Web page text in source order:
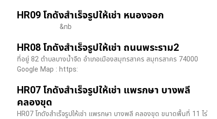
HR09 โกดังสำเร็จรูปให้เช่า หนองจอก
&nb
HR08 โกดังสำเร็จรูปให้เช่า ถนนพระราม2
ที่อยู่ 82 ตำบลบางน้ำจืด อำเภอเมืองสมุทรสาคร สมุทรสาคร 74000
Google Map : https:
HR07 โกดังสำเร็จรูปให้เช่า แพรกษา บางพลี​
คลองขุด
HR07 โกดังสำเร็จรูปให้เช่า แพรกษา บางพลี​ คลองขุด ขนาดพื้นที่ 11 ไร่